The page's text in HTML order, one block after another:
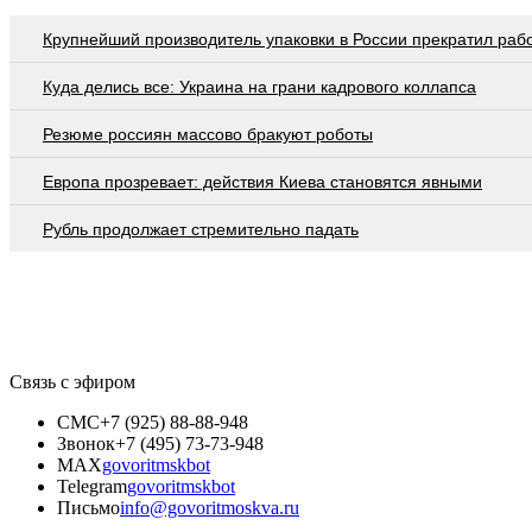
Крупнейший производитель упаковки в России прекратил
Куда делись все: Украина на грани кадрового коллапса
Резюме россиян массово бракуют роботы
Европа прозревает: действия Киева становятся явными
Рубль продолжает стремительно падать
Связь с эфиром
СМС+7 (925) 88-88-948
Звонок+7 (495) 73-73-948
MAXgovoritmskbot
Telegramgovoritmskbot
Письмоinfo@govoritmoskva.ru